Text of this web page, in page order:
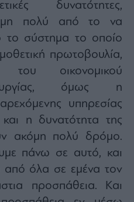
δυνατότητες,
πολύ από το να
το σύστημα το οποίο
πρωτοβουλία,
του οικονομικού
όμως η
υπηρεσίας
η δυνατότητα της
ακόμη πολύ δρόμο.
πάνω σε αυτό, και
από όλα σε εμένα τον
προσπάθεια. Και